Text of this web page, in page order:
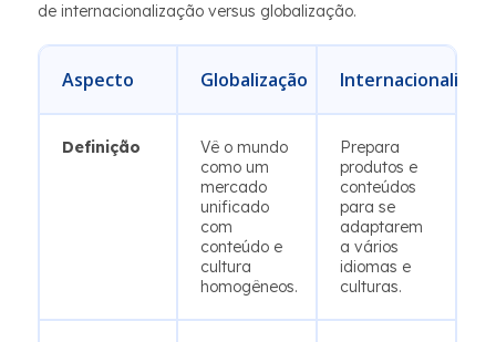
de internacionalização versus globalização.
Aspecto Globalização
Definição
Vê o mundo
como um
mercado
unificado
com
conteúdo e
cultura
homogêneos.
Prepara
produtos e
conteúdos
para se
adaptarem
a vários
idiomas e
culturas.